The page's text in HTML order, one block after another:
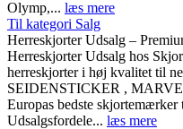
Olymp,... læs mere
Til kategori Salg
Herreskjorter Udsalg –
Herreskjorter Udsalg hos
herreskjorter i høj kvalitet til
SEIDENSTICKER ,
Europas bedste skjortemærker
Udsalgsfordele... læs mere